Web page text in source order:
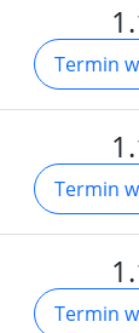
Termin
Termin
Termin